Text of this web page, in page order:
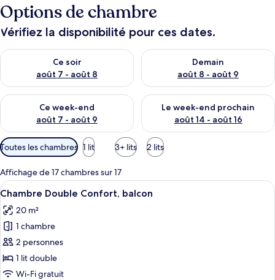
Options de chambre
Vérifiez la disponibilité pour ces dates.
Ce soir
août 7 - août 8
Vérifier la disponibilité pour ce soir août 7 - août 8
Demain
août 8 - août 9
Vérifier la disponibilité pour
Ce week-end
août 7 - août 9
Vérifier la disponibilité pour ce week-end août 7 - août 9
Le week-end prochain
août 14 - août 16
Vérifier la disponibilité pour
Filtres
disponibles
pour
les
chambres
Toutes les chambres 1 lit 3+ lits 2 lits
Affichage de 17 chambres sur 17
Afficher
toutes
les
photos
pour
ce
type
Une chambre d’hôtel avec un lit,
3
Chambre Double Confort, balcon
20 m²
1 chambre
2 personnes
1 lit double
Wi-Fi gratuit